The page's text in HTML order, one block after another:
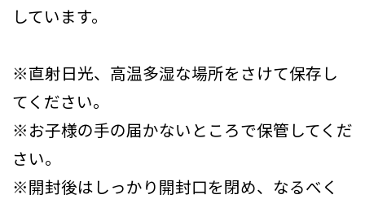
しています。
※直射日光、高温多湿な場所をさけて保存し
てください。
※お子様の手の届かないところで保管してくだ
さい。
※開封後はしっかり開封口を閉め、なるべく